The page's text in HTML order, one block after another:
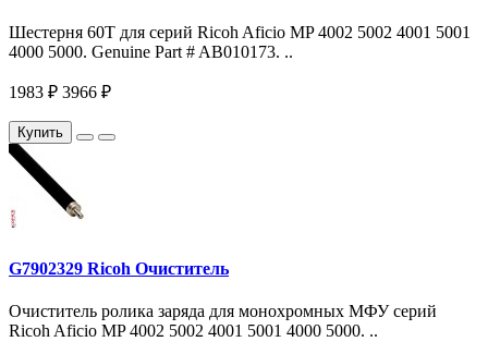
Шестерня 60T для серий Ricoh Aficio MP 4002 5002 4001 5001
4000 5000. Genuine Part # AB010173. ..
1983 ₽ 3966 ₽
Купить
G7902329 Ricoh Очиститель
Очиститель ролика заряда для монохромных МФУ серий
Ricoh Aficio MP 4002 5002 4001 5001 4000 5000. ..